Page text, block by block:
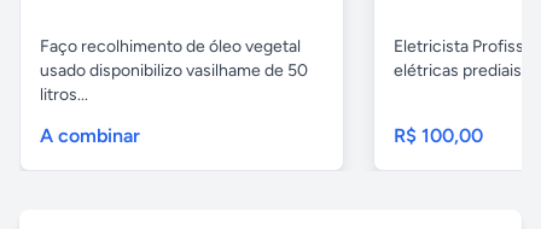
Faço recolhimento de óleo vegetal
usado disponibilizo vasilhame de 50
litros...
A combinar
Eletricista
elétricas prediais e
R$ 100,00